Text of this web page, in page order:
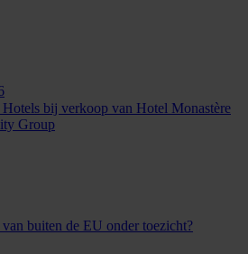
bij verkoop van Hotel Monastère
Group
buiten de EU onder toezicht?